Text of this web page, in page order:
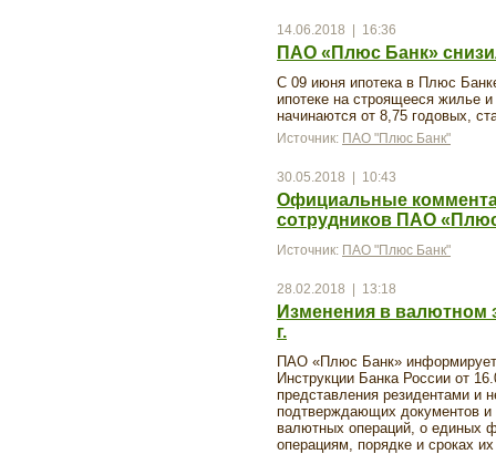
14.06.2018 | 16:36
ПАО «Плюс Банк»
С 09 июня ипотека в Плюс
ипотеке на строящееся жилье
начинаются от 8,75 годовых,
Источник: ПАО "Плюс Банк"
30.05.2018 | 10:43
Официальные
сотрудников ПАО
Источник: ПАО "Плюс Банк"
28.02.2018 | 13:18
Изменения в валютном
г.
ПАО «Плюс Банк» информирует
Инструкции Банка России от
представления резидентами и
подтверждающих документов
валютных операций, о единых
операциям, порядке и сроках